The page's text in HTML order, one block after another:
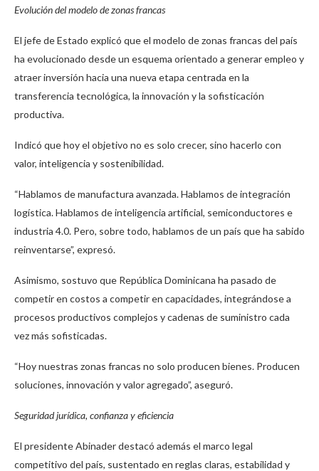
Evolución del modelo de zonas francas
El jefe de Estado explicó que el modelo de zonas francas del país
ha evolucionado desde un esquema orientado a generar empleo y
atraer inversión hacia una nueva etapa centrada en la
transferencia tecnológica, la innovación y la sofisticación
productiva.
Indicó que hoy el objetivo no es solo crecer, sino hacerlo con
valor, inteligencia y sostenibilidad.
“Hablamos de manufactura avanzada. Hablamos de integración
logística. Hablamos de inteligencia artificial, semiconductores e
industria 4.0. Pero, sobre todo, hablamos de un país que ha sabido
reinventarse”, expresó.
Asimismo, sostuvo que República Dominicana ha pasado de
competir en costos a competir en capacidades, integrándose a
procesos productivos complejos y cadenas de suministro cada
vez más sofisticadas.
“Hoy nuestras zonas francas no solo producen bienes. Producen
soluciones, innovación y valor agregado”, aseguró.
Seguridad jurídica, confianza y eficiencia
El presidente Abinader destacó además el marco legal
competitivo del país, sustentado en reglas claras, estabilidad y